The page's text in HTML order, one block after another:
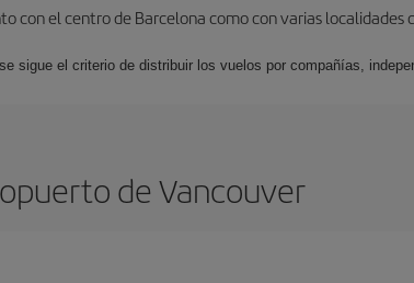
con el centro de Barcelona como con varias localidades
sigue el criterio de distribuir los vuelos por compañías,
de Vancouver